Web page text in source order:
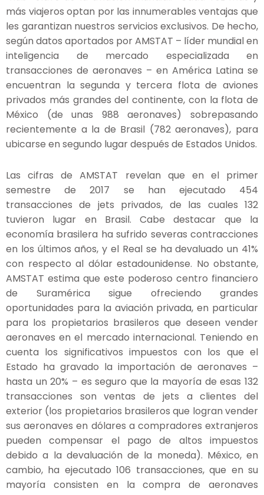
más viajeros optan por las innumerables ventajas que
les garantizan nuestros servicios exclusivos. De hecho,
según datos aportados por AMSTAT – líder mundial en
inteligencia de mercado especializada en
transacciones de aeronaves – en América Latina se
encuentran la segunda y tercera flota de aviones
privados más grandes del continente, con la flota de
México (de unas 988 aeronaves) sobrepasando
recientemente a la de Brasil (782 aeronaves), para
ubicarse en segundo lugar después de Estados Unidos.
Las cifras de AMSTAT revelan que en el primer
semestre de 2017 se han ejecutado 454
transacciones de jets privados, de las cuales 132
tuvieron lugar en Brasil. Cabe destacar que la
economía brasilera ha sufrido severas contracciones
en los últimos años, y el Real se ha devaluado un 41%
con respecto al dólar estadounidense. No obstante,
AMSTAT estima que este poderoso centro financiero
de Suramérica sigue ofreciendo grandes
oportunidades para la aviación privada, en particular
para los propietarios brasileros que deseen vender
aeronaves en el mercado internacional. Teniendo en
cuenta los significativos impuestos con los que el
Estado ha gravado la importación de aeronaves –
hasta un 20% – es seguro que la mayoría de esas 132
transacciones son ventas de jets a clientes del
exterior (los propietarios brasileros que logran vender
sus aeronaves en dólares a compradores extranjeros
pueden compensar el pago de altos impuestos
debido a la devaluación de la moneda). México, en
cambio, ha ejecutado 106 transacciones, que en su
mayoría consisten en la compra de aeronaves